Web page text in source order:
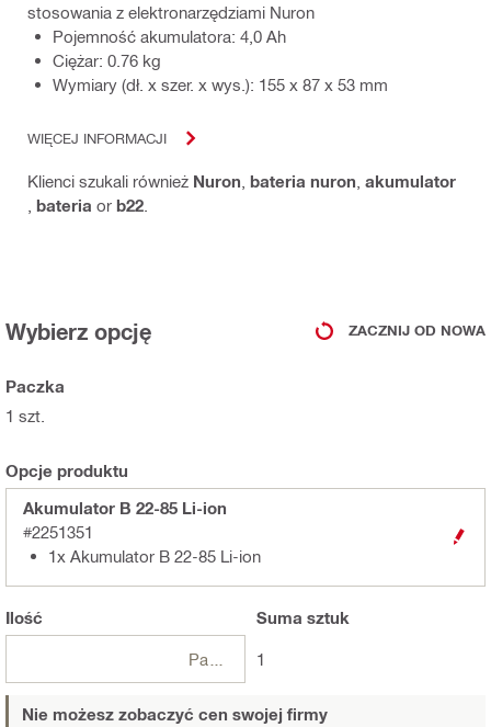
stosowania z elektronarzędziami Nuron
Pojemność akumulatora: 4,0 Ah
Ciężar: 0.76 kg
Wymiary (dł. x szer. x wys.): 155 x 87 x 53 mm
WIĘCEJ INFORMACJI
Klienci szukali również Nuron bateria nuron akumulator
bateria or b22
Wybierz opcję ZACZNIJ OD NOWA
Paczka
1 szt.
Opcje produktu
Akumulator B 22-85 Li-ion
#2251351
1x Akumulator B 22-85 Li-ion
Ilość Suma sztuk
1
Nie możesz zobaczyć cen swojej firmy